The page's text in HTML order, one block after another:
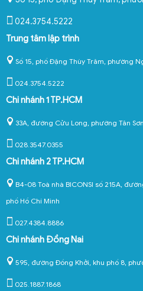
024.3754.5222
Trung tâm lập trình
Số 15, phố Đặng Thùy Trâm, phường
024.3754.5222
Chi nhánh 1 TP.HCM
33A, đường Cửu Long, phường Tân
028.3547.0355
Chi nhánh 2 TP.HCM
B4-08 Toà nhà BICONSI số 215A,
phố Hồ Chí Minh
027.4384.8886
Chi nhánh Đồng Nai
595, đường Đồng Khởi, khu phố 8,
025.1887.1868